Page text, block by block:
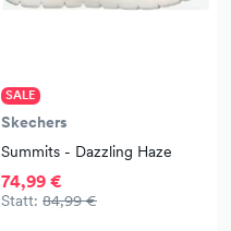
SALE
Skechers
Summits - Dazzling Haze
74,99 €
Statt: 84,99 €